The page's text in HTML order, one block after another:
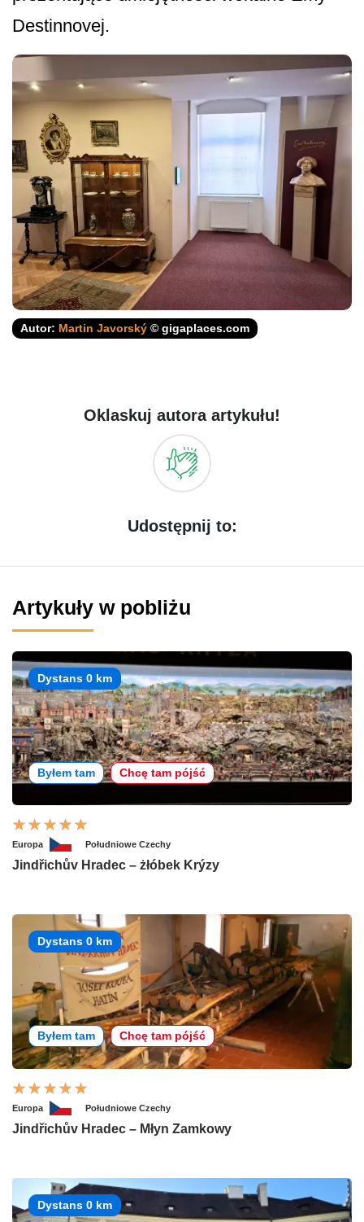
Destinnovej.
Autor: Martin Javorský © gigaplaces.com
Oklaskuj autora artykułu!
Udostępnij to:
Artykuły w pobliżu
Dystans 0 km
Byłem tam Chcę tam pójść
Europa Południowe Czechy
Jindřichův Hradec – żłóbek Krýzy
Dystans 0 km
Byłem tam Chcę tam pójść
Europa Południowe Czechy
Jindřichův Hradec – Młyn Zamkowy
Dystans 0 km